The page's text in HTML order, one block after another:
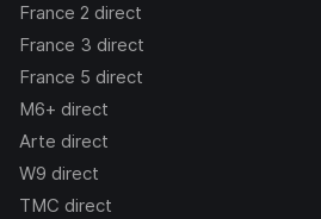
France 2 direct
France 3 direct
France 5 direct
M6+ direct
Arte direct
W9 direct
TMC direct